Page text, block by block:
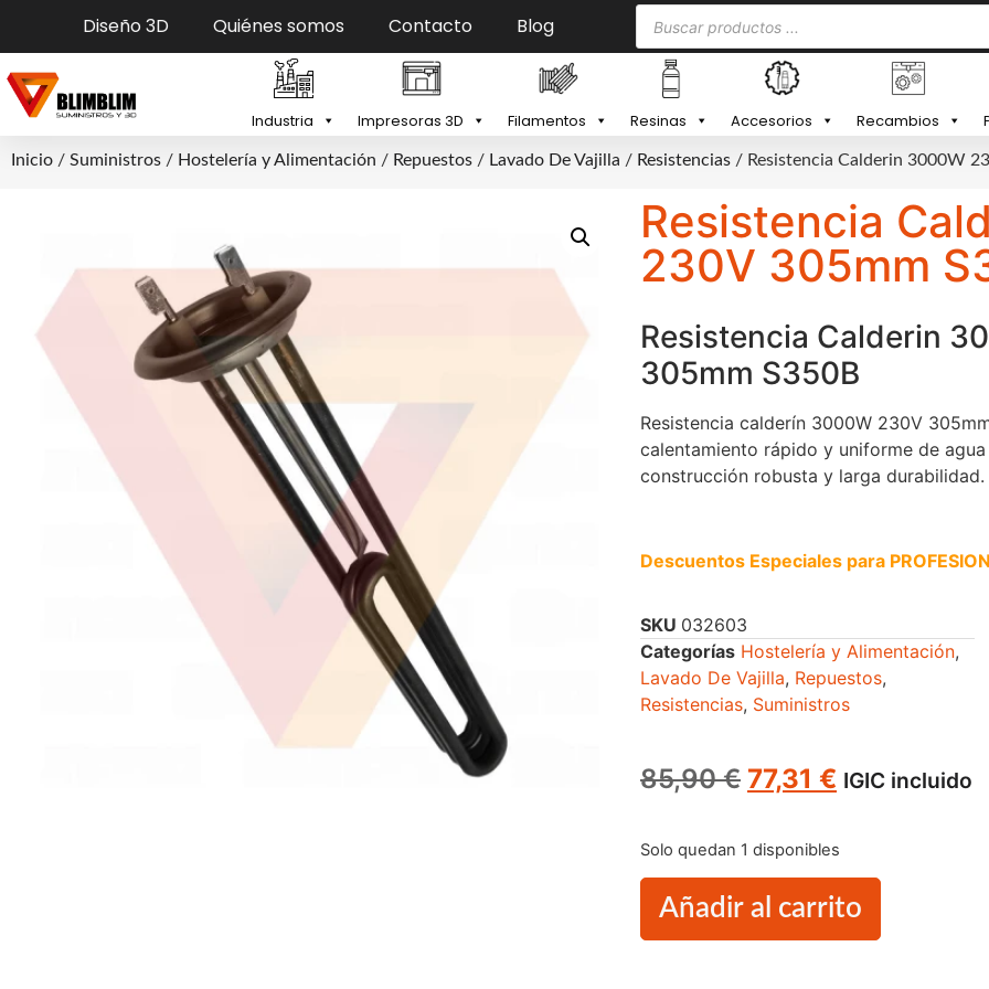
Diseño 3D Quiénes somos Contacto Blog
Industria Impresoras 3D Filamentos Resinas Accesorios Recambios
Inicio / Suministros / Hostelería y Alimentación / Repuestos / Lavado De Vajilla / Resistencias / Resistencia Calderin 3000W
Resistencia
230V 305mm
Resistencia Calderin
305mm S350B
Resistencia calderín 3000W 230V
calentamiento rápido y uniforme de
construcción robusta y larga durabilidad.
Descuentos Especiales para
SKU 032603
Categorías Hostelería y Alimentación,
Lavado De Vajilla, Repuestos,
Resistencias, Suministros
85,90€ 77,31 € IGIC incluido
Solo quedan 1 disponibles
Añadir al carrito